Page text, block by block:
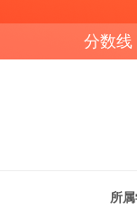
分数线
所属